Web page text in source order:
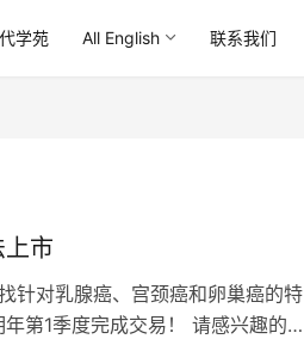
学苑 All English 联系我们
市
针对乳腺癌、宫颈癌和卵巢癌的特
第1季度完成交易！ 请感兴趣的公